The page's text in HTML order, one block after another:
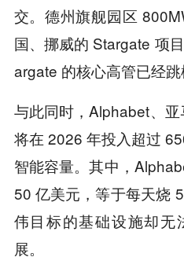
交。德州旗舰园区
国、挪威的 Stargate 项
argate 的核心高管已经跳
与此同时，Alphabet、
将在 2026 年投入超过
智能容量。其中，
50 亿美元，等于每天烧
伟目标的基础设施却无
展。